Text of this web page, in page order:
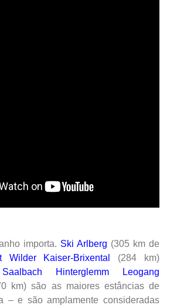
importa. Ski Arlberg (305 km de
Wilder Kaiser-Brixental
(284 km)
Hinterglemm Leogang
km) são as maiores estâncias de
– e são amplamente consideradas